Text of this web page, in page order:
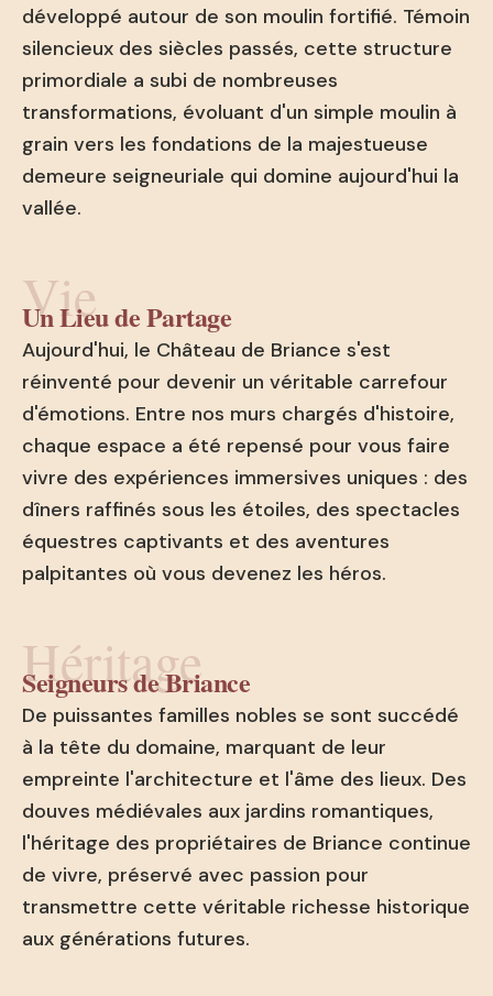
développé autour de son moulin fortifié. Témoin
silencieux des siècles passés, cette structure
primordiale a subi de nombreuses
transformations, évoluant d'un simple moulin à
grain vers les fondations de la majestueuse
demeure seigneuriale qui domine aujourd'hui la
vallée.
Vie
Un Lieu de Partage
Aujourd'hui, le Château de Briance s'est
réinventé pour devenir un véritable carrefour
d'émotions. Entre nos murs chargés d'histoire,
chaque espace a été repensé pour vous faire
vivre des expériences immersives uniques : des
dîners raffinés sous les étoiles, des spectacles
équestres captivants et des aventures
palpitantes où vous devenez les héros.
Héritage
Seigneurs de Briance
De puissantes familles nobles se sont succédé
à la tête du domaine, marquant de leur
empreinte l'architecture et l'âme des lieux. Des
douves médiévales aux jardins romantiques,
l'héritage des propriétaires de Briance continue
de vivre, préservé avec passion pour
transmettre cette véritable richesse historique
aux générations futures.